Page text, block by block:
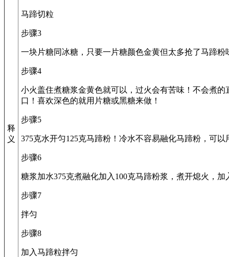
释
义
马蹄切粒
步骤3
一块片糖同冰糖，只要一片糖颜色金黄但太多抢了马蹄
步骤4
小火盖住煮糖浆金黄色就可以，过火会有苦味！不会煮
口！喜欢深色的就用片糖或黑糖来做！
步骤5
375克水开匀125克马蹄粉！冷水不容易融化马蹄粉，可以
步骤6
糖浆加水375克煮融化加入100克马蹄粉浆，煮开熄火，
步骤7
拌匀
步骤8
加入马蹄粒拌匀